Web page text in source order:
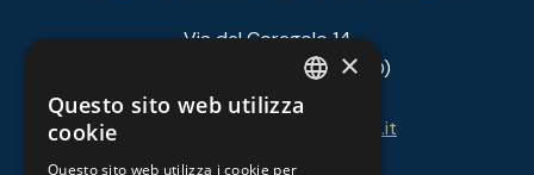
Via del Coregolo 14
33053 Aprilia Marittima (UD)
Tel.+39 0431 53146
info@cantieridiaprilia.it
×
Questo sito web utilizza
cookie
Questo sito web utilizza i cookie per